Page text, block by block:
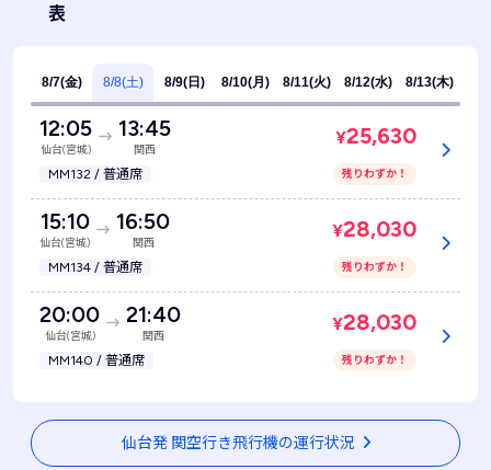
表
8/7(金) 8/8(土) 8/9(日) 8/10(月) 8/11(火) 8/12(水) 8/13(木)
12:05
仙台(宮城)
13:45
関西
MM132 / 普通席
¥25,630
残りわずか！
15:10
仙台(宮城)
16:50
関西
MM134 / 普通席
¥28,030
残りわずか！
20:00
仙台(宮城)
21:40
関西
MM140 / 普通席
¥28,030
残りわずか！
仙台発 関空行き飛行機の運行状況